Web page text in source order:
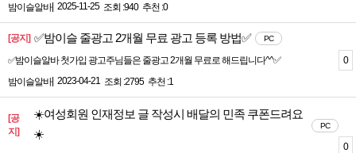
밤이슬알바| 2025-11-25 조회 :940 추천 :0
[공지] ✅밤이슬 줄광고 2개월 무료 광고 등록 방법✅ PC
✅밤이슬알바 첫가입 광고주님들은 줄광고 2개월 무료로 해드립니다^^✅
밤이슬알바| 2023-04-21 조회 :2795 추천 :1
0
[공
지]
☀️여성회원 인재정보 글 작성시 배달의 민족 쿠폰드려요
☀️
PC
0